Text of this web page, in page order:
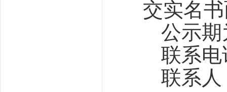
交实名
公示
联系
联系